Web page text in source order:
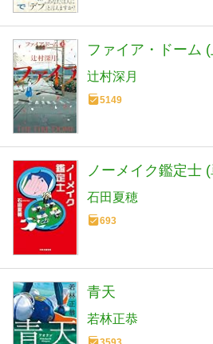
ファイア・ドーム (
辻村深月
5149
ノーメイク鑑定士
石田夏穂
693
青天
若林正恭